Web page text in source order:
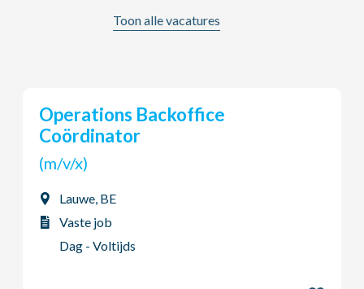
Toon alle vacatures
Young Potential Planner
(m/v/x)